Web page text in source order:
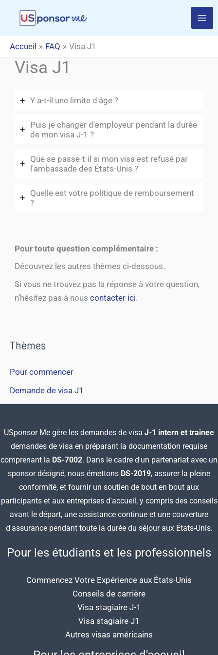
contenu
Accueil
FAQ Visa J1
Thèmes
Pour commencer
Demande de visa J1
Visa J1
Y a-t-il une limite d'âge ?
Puis-je changer d'employeur pendant la durée
de mon visa J-1 ?
Que se passe-t-il si mon visa est refusé par
l'ambassade des États-Unis ?
Quelle est votre politique de remboursement
?
Pour toute question complémentaire :
Découvrez les autres thèmes ci-dessous.
Si vous ne trouvez pas la réponse à votre question,
n’hésitez pas à nous contacter ici.
USponsor Me gère les demandes de visa J-1 intern et trainee
demandes de visa en préparant la documentation requise
comprenant la DS-7002. Dans le cadre d'un partenariat avec un
sponsor désigné, nous émettons DS-2019, assurer la pleine
conformité, et fournir un soutien de bout en bout aux
participants et aux entreprises d'accueil, y compris des conseils
avant le départ, une assistance continue et une couverture
d'assurance pendant toute la durée du séjour aux États-Unis.
Pour les étudiants et les professionnels
Commencez Votre Expérience aux États-Unis
Conseils de carrière
Visa stagiaire J-1
Visa stagiaire J1
Autres visas américains